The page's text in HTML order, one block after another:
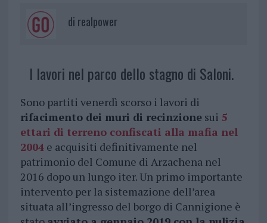
di realpower
I lavori nel parco dello stagno di Saloni.
Sono partiti venerdì scorso i lavori di
rifacimento dei muri di recinzionesui 5
ettari di terreno confiscati alla mafia nel
2004e acquisiti definitivamente nel
patrimonio del Comune di Arzachena nel
2016 dopo un lungo iter. Un primo importante
intervento per la sistemazione dell’area
situata all’ingresso del borgo di Cannigione è